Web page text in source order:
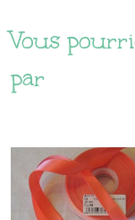
Vous
par